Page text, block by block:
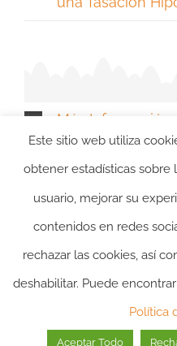
Más Información
Hipotecarias en
COOKIES
Este sitio web utiliza
obtener estadísticas sobre
usuario, mejorar su
contenidos en redes
rechazar las cookies, así
deshabilitar. Puede
Política
Aceptar Todo